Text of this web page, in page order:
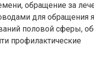
обращение за
для обращения
половой сферы,
профилактические